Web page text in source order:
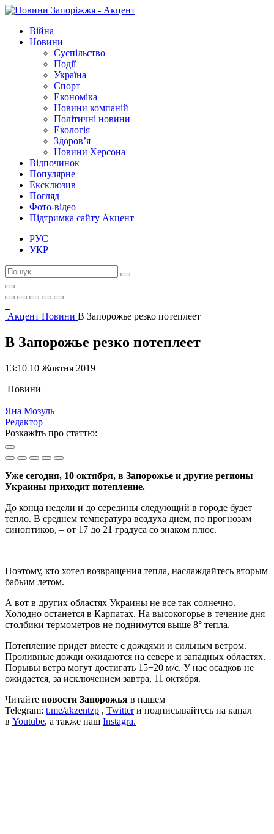
Війна
Новини
Суспільство
Події
Україна
Спорт
Економіка
Новини компаній
Політичні новини
Екологія
Здоров’я
Новини Херсона
Відпочинок
Популярне
Ексклюзив
Погляд
Фото-відео
Підтримка сайту Акцент
РУС
УКР
Акцент Новини В Запорожье резко потеплеет
В Запорожье резко потеплеет
13:10 10 Жовтня 2019
Новини
Яна Мозуль
Редактор
Розкажіть про статтю:
Уже сегодня, 10 октября, в Запорожье и другие регионы
Украины приходит потепление.
До конца недели и до середины следующий в городе будет
тепло. В среднем температура воздуха днем, по прогнозам
синоптиков, – от 17 до 21 градуса со знаком плюс.
Поэтому, кто хотел возвращения тепла, наслаждайтесь вторым
бабьим летом.
А вот в других областях Украины не все так солнечно.
Холодно останется в Карпатах. На высокогорье в течение дня
столбики термометров не поднимутся выше 8° тепла.
Потепление придет вместе с дождями и сильным ветром.
Проливные дожди ожидаются на севере и западных областях.
Порывы ветра могут достигать 15−20 м/с. У нас осадков не
ожидается, за исключением завтра, 11 октября.
Читайте новости Запорожья в нашем
Telegram: t.me/akzentzp , Twitterи подписывайтесь на канал
в Youtube, а также наш Instagra.